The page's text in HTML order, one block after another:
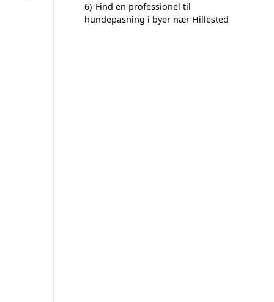
6) Find en professionel til
hundepasning i byer nær Hillested